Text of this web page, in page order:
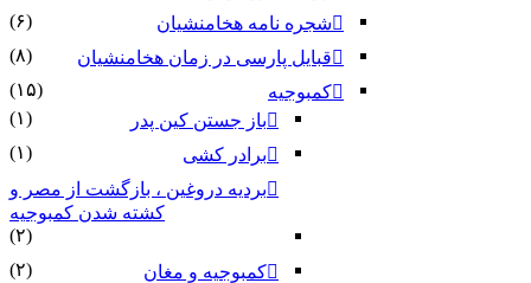
شجره نامه هخامنشیان
(۶)
قبایل پارسی در زمان هخامنشیان
(۸)
کمبوجیه
(۱۵)
باز جستن کین پدر
(۱)
برادر کشی
(۱)
بردیه دروغین ، بازگشت از مصر و
کشته شدن کمبوجیه
(۲)
کمبوجیه و مغان
(۲)